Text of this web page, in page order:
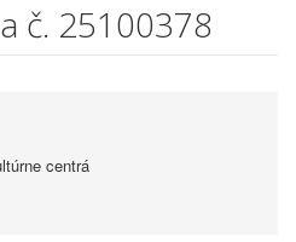
č. 25100378
centrá